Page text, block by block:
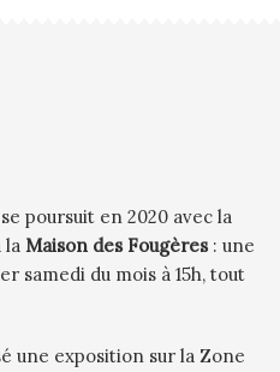
poursuit en 2020 avec la
la Maison des Fougères: une
samedi du mois à 15h, tout
une exposition sur la Zone